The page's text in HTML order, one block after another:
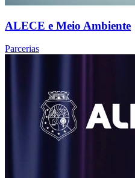
ALECE e Meio Ambiente
Parcerias